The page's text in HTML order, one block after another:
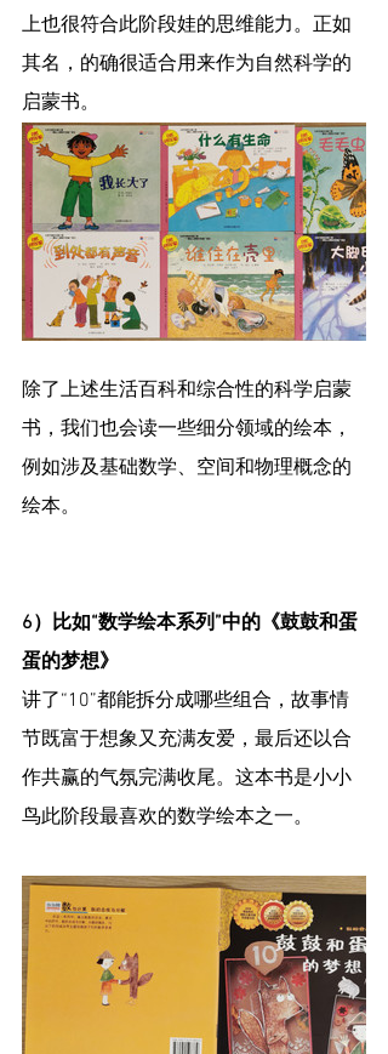
上也很符合此阶段娃的思维能力。正如
其名，的确很适合用来作为自然科学的
启蒙书。
除了上述生活百科和综合性的科学启蒙
书，我们也会读一些细分领域的绘本，
例如涉及基础数学、空间和物理概念的
绘本。
6）比如“数学绘本系列”中的《鼓鼓和蛋
蛋的梦想》
讲了“10”都能拆分成哪些组合，故事情
节既富于想象又充满友爱，最后还以合
作共赢的气氛完满收尾。这本书是小小
鸟此阶段最喜欢的数学绘本之一。